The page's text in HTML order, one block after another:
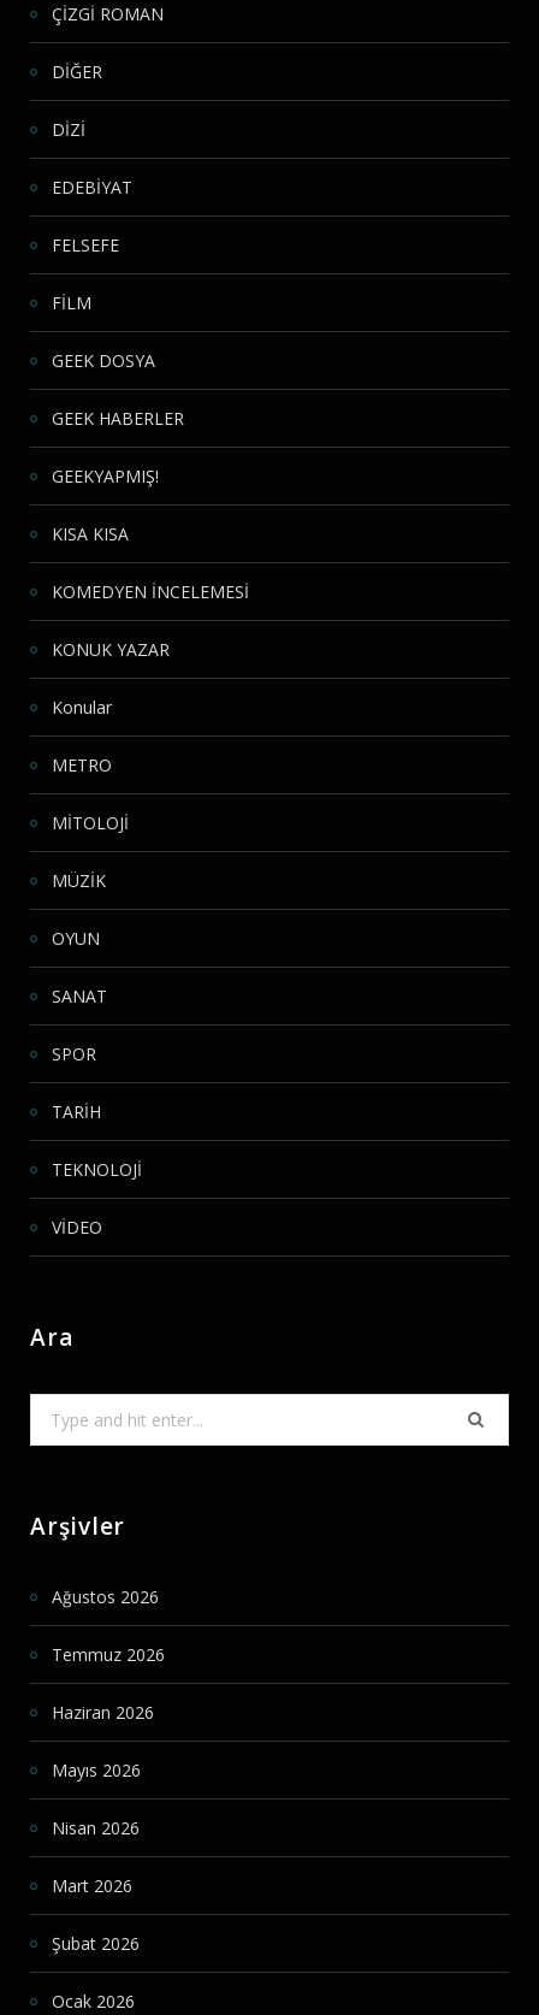
ÇİZGİ ROMAN
DİĞER
DİZİ
EDEBİYAT
FELSEFE
FİLM
GEEK DOSYA
GEEK HABERLER
GEEKYAPMIŞ!
KISA KISA
KOMEDYEN İNCELEMESİ
KONUK YAZAR
Konular
METRO
MİTOLOJİ
MÜZİK
OYUN
SANAT
SPOR
TARİH
TEKNOLOJİ
VİDEO
Ara
Arşivler
Ağustos 2026
Temmuz 2026
Haziran 2026
Mayıs 2026
Nisan 2026
Mart 2026
Şubat 2026
Ocak 2026